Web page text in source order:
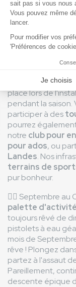
Que faire
pendant
détendre sous
place lors de
pendant la saison.
participer à des
pourrez
notre club pour
pour ados, ou
Landes. Nos
terrains de
pur bonheur.
🤽‍♀️ Septembre au
palette
toujours rêvé de
pistolets à eau
mois de
rêve ! Plongez
partez à l'assaut
Pareillement,
descente épique